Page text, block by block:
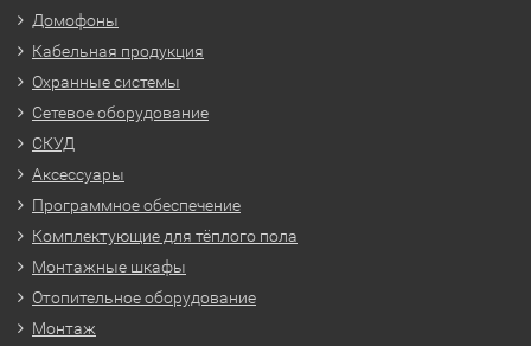
Домофоны
Кабельная продукция
Охранные системы
Сетевое оборудование
СКУД
Аксессуары
Программное обеспечение
Комплектующие для тёплого пола
Монтажные шкафы
Отопительное оборудование
Монтаж